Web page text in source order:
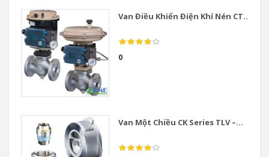
Van Điều Khiển Điện Khí Nén CT...
0
Van Một Chiều CK Series TLV –...